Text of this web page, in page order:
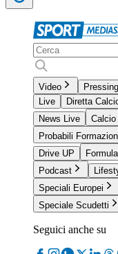
Video Pressing
Live
Diretta
News Live
Calcio
Probabili
Drive UP
Podcast
Speciali Europei
Speciale Scudetti
Seguici anche su